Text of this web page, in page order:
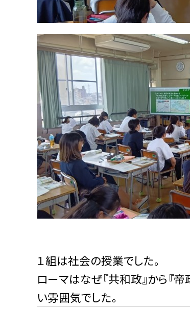
１組は社会の授業でした。
ローマはなぜ『共和政』から『
い雰囲気でした。